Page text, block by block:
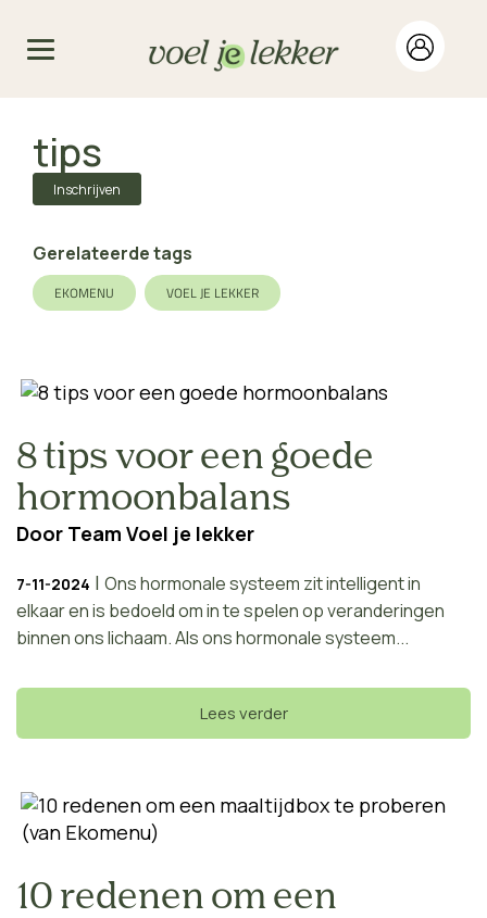
tips
Inschrijven
Gerelateerde tags
EKOMENU VOEL JE LEKKER
8 tips voor een goede
hormoonbalans
Door Team Voel je lekker
7-11-2024 | Ons hormonale systeem zit intelligent in
elkaar en is bedoeld om in te spelen op veranderingen
binnen ons lichaam. Als ons hormonale systeem...
Lees verder
10 redenen om een